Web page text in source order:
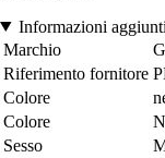
Informazioni
Marchio
Riferimento fornitore
Colore
Colore
Sesso